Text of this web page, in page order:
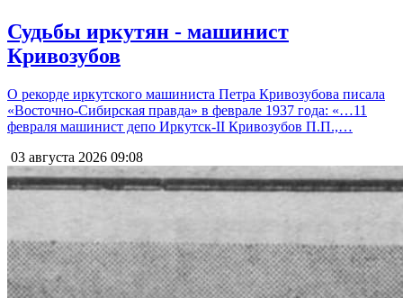
Судьбы иркутян - машинист
Кривозубов
О рекорде иркутского машиниста Петра Кривозубова писала
«Восточно-Сибирская правда» в феврале 1937 года: «…11
февраля машинист депо Иркутск-II Кривозубов П.П.,…
03 августа 2026 09:08